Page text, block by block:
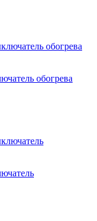
обогрева